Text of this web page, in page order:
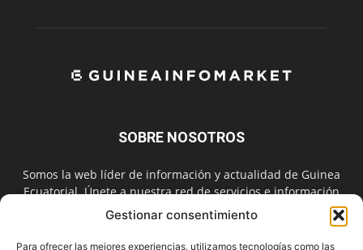
Gestionar consentimiento
Para ofrecer las mejores experiencias, utilizamos tecnologías como las
SOBRE NOSOTROS
Somos la web líder de información y actualidad de Guinea
Ecuatorial. Únete a nuestra red de servicios e información
digital también en las redes sociales.
Contáctanos:info@guineainfomarket.com